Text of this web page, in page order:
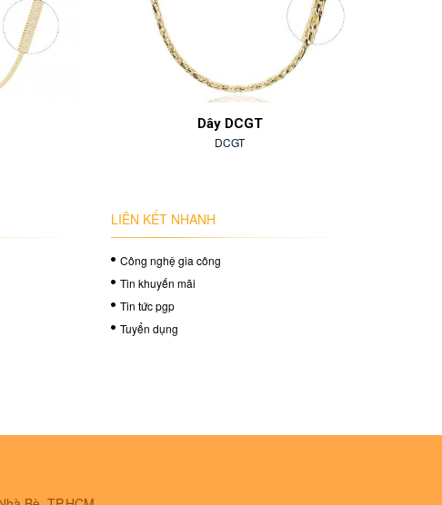
Dây DCGT
DCGT
LIÊN KẾT NHANH
Công nghệ gia công
Tin khuyến mãi
Tin tức pgp
Tuyển dụng